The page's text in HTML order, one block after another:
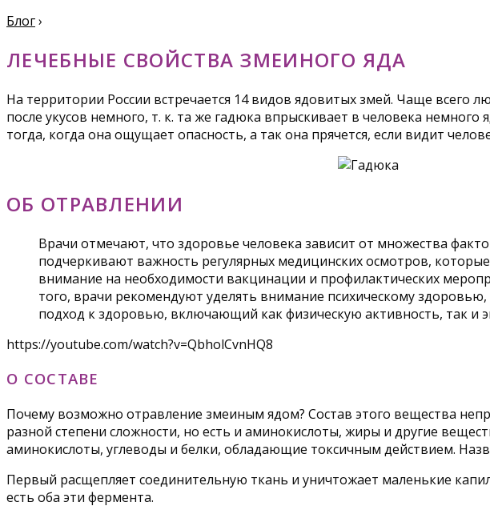
Блог›
ЛЕЧЕБНЫЕ СВОЙСТВА ЗМЕИНОГО ЯДА
На территории России встречается 14 видов ядовитых змей. Чаще всего
после укусов немного, т. к. та же гадюка впрыскивает в человека
тогда, когда она ощущает опасность, а так она прячется, если видит
ОБ ОТРАВЛЕНИИ
Врачи отмечают, что здоровье человека зависит от множества
подчеркивают важность регулярных медицинских осмотров,
внимание на необходимости вакцинации и профилактических
того, врачи рекомендуют уделять внимание психическому
подход к здоровью, включающий как физическую активность, так и
https://youtube.com/watch?v=QbholCvnHQ8
О СОСТАВЕ
Почему возможно отравление змеиным ядом? Состав этого вещества
разной степени сложности, но есть и аминокислоты, жиры и другие
аминокислоты, углеводы и белки, обладающие токсичным действием.
Первый расщепляет соединительную ткань и уничтожает маленькие
есть оба эти фермента.